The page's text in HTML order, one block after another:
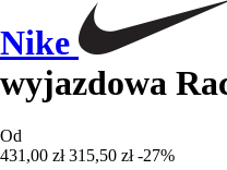
Nike
wyjazdowa
Od
431,00 zł 315,50 zł -27%